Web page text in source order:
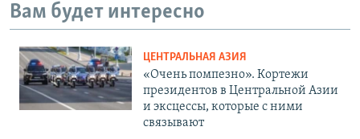
Вам будет интересно
ЦЕНТРАЛЬНАЯ АЗИЯ
«Очень помпезно». Кортежи
президентов в Центральной Азии
и эксцессы, которые с ними
связывают